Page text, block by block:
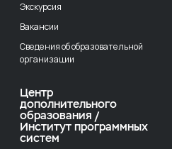
Экскурсия
Вакансии
Сведения об образовательной
организации
Центр
дополнительного
образования /
Институт программных
систем